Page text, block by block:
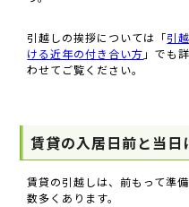
引越しの挨拶については「引
ける近年の付き合い方 」でも
わせてご覧ください。
賃貸の入居日前と当日
賃貸の引越しは、前もって準
数多くあります。